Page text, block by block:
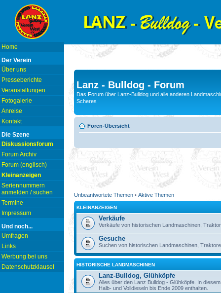
Home
Der Verein
Über uns
Presseberichte
Veranstaltungen
Fotogalerie
Anreise
Kontakt
Die Szene
Diskussionsforum
Forum Archiv
Forum (englisch)
Kleinanzeigen
Seriennummern
anmelden / suchen
Termine
Impressum
Und noch...
Umfragen
Links
Werbung bei uns
Datenschutzklausel
Lanz - Bulldog - Forum
Das Forum über Lanz-Bulldog und alle anderen
Scheres
Foren-Übersicht
Unbeantwortete Themen • Aktive Themen
KLEINANZEIGEN
Verkäufe
Verkäufe von historischen Landmaschinen,
Gesuche
Suchen von historischen Landmaschinen,
HISTORISCHE LANDMASCHINEN
Lanz-Bulldog, Glühköpfe
Alles über den Lanz Bulldog - Glühköpfe. In
Halb- und Volldieseln bis Ende 2009 enthalten.